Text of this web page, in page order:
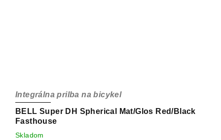
BELL Super DH Spherical Mat/Glos Red/Black
Fasthouse
Integrálna prilba na bicykel
Skladom